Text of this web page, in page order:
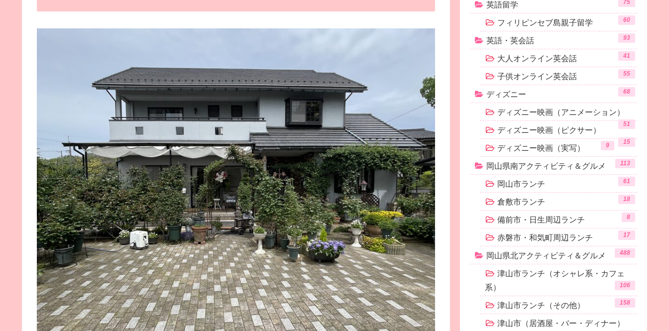
英語留学 75
フィリピンセブ島親子留学 60
英語・英会話 93
大人オンライン英会話 41
子供オンライン英会話 55
ディズニー 68
ディズニー映画（アニメーション）
51
ディズニー映画（ピクサー）
15
ディズニー映画（実写） 9
岡山県南アクティビティ＆グルメ 113
岡山市ランチ 61
倉敷市ランチ 18
備前市・日生周辺ランチ 8
赤磐市・和気町周辺ランチ 17
岡山県北アクティビティ＆グルメ 488
津山市ランチ（オシャレ系・カフェ
系）
106
津山市ランチ（その他） 158
津山市（居酒屋・バー・ディナー）